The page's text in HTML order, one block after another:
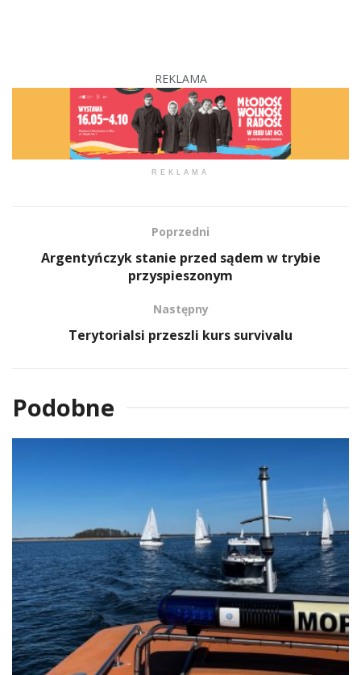
REKLAMA
REKLAMA
Poprzedni
Argentyńczyk stanie przed sądem w trybie
przyspieszonym
Następny
Terytorialsi przeszli kurs survivalu
Podobne